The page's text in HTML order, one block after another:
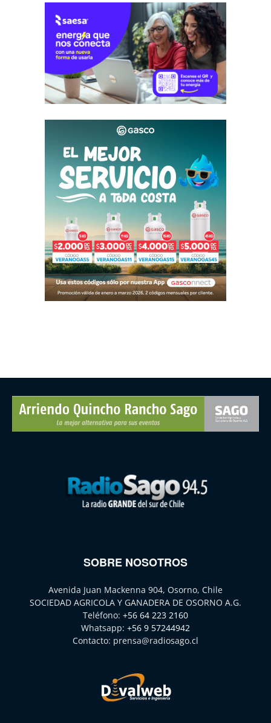
SOBRE NOSOTROS
Avenida Juan Mackenna 904, Osorno, Chile
SOCIEDAD AGRICOLA Y GANADERA DE OSORNO A.G.
Teléfono: +56 64 223 2160
Whatsapp: +56 9 57244942
Contacto: prensa@radiosago.cl